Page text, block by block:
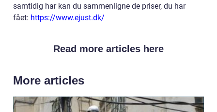
samtidig har kan du sammenligne de priser, du har
fået: https://www.ejust.dk/
Read more articles here
More articles